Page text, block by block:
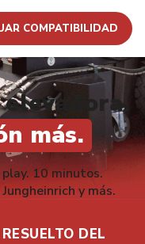
más.
10 minutos.
y más.
DEL
COMPATIBILIDAD